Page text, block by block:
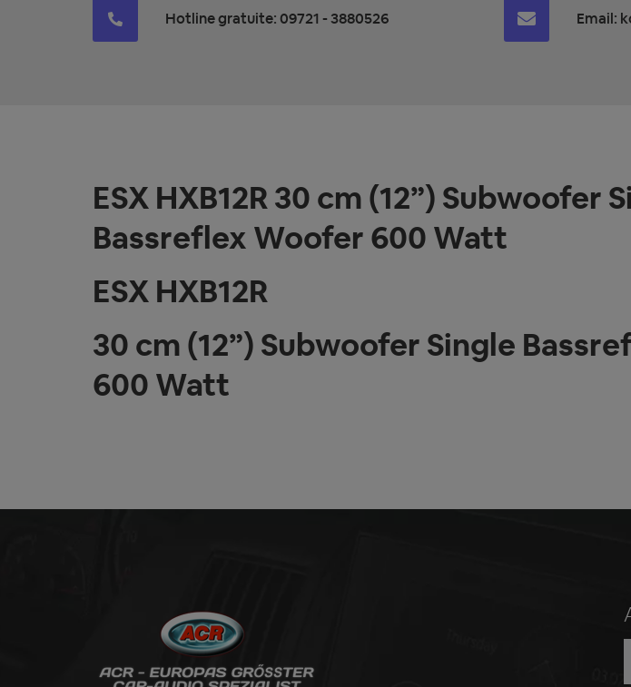
Hotline gratuite: 09721 - 3880526 Email:
ESX HXB12R 30 cm (12”) Subwoofer
Bassreflex Woofer 600 Watt
ESX HXB12R
30 cm (12”) Subwoofer Single
600 Watt